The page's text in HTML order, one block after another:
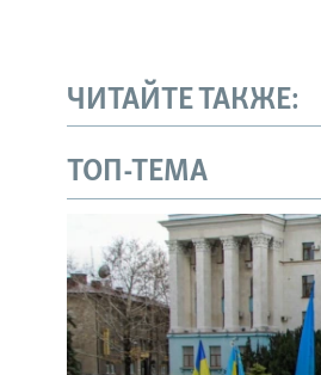
ЧИТАЙТЕ ТАКЖЕ:
ТОП-ТЕМА